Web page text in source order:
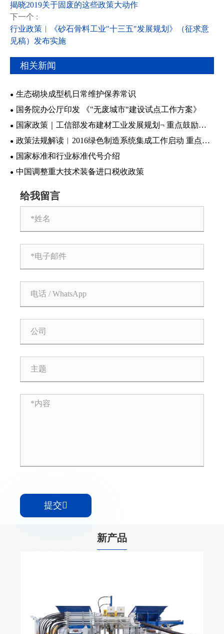
揭晓2019关于固废的这些政策大动作
下一个 :
行业政策︱《砂石骨料工业"十三五"发展规划》（征求意
见稿）发布实施
相关新闻
生态砌块成型机日常维护保养常识
国务院办公厅印发 《"无废城市"建设试点工作方案》
国家政策｜工信部发布建材工业发展规划¬ 重点鼓励发
展绿色建材
政策法规解读︱2016绿色制造系统集成工作启动 重点支
持绿色关键工艺突破
国家标准和行业标准代号介绍
中国调整重大技术装备进口税收政策
给我留言
提交
新产品